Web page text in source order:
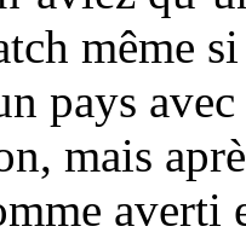
même
pays
mais
averti